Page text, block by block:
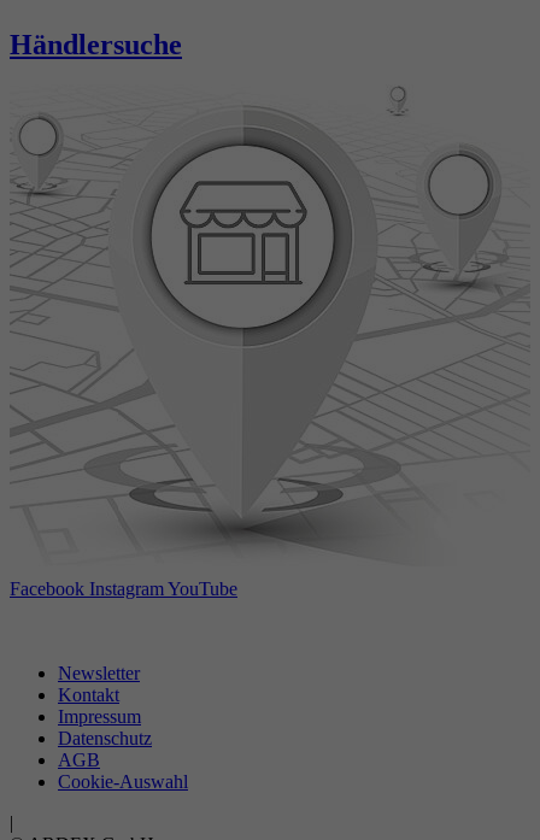
Händlersuche
Facebook InstagramYouTube
Newsletter
Kontakt
Impressum
Datenschutz
AGB
Cookie-Auswahl